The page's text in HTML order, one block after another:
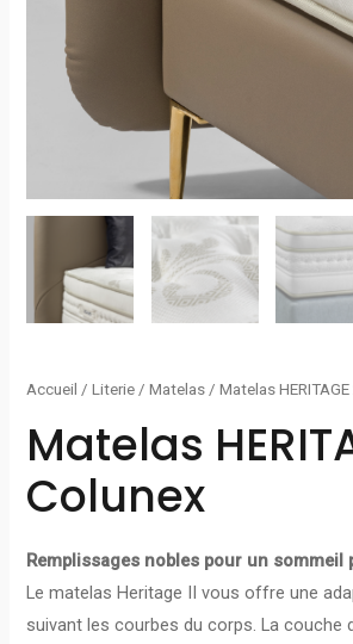
Accueil /Literie /Matelas / Matelas
Matelas
Colunex
Remplissages nobles pour un sommeil
Le matelas Heritage II vous offre une
suivant les courbes du corps. La couche